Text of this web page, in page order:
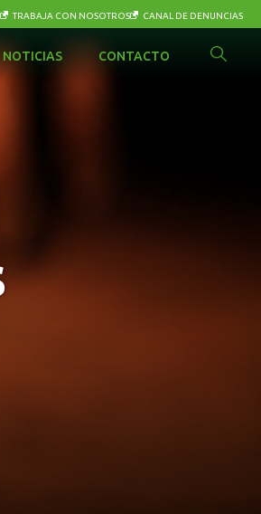
TRABAJA CON NOSOTROS CANAL DE DENUNCIAS
NOTICIAS CONTACTO